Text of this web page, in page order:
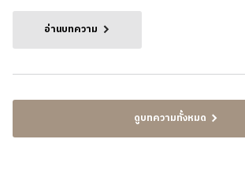
อ่านบทความ
ดูบทความทั้งหมด